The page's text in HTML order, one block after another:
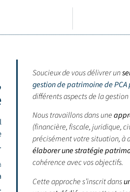
.
Soucieux de vous délivrer un
gestion de patrimoine de
différents aspects de la
Nous travaillons dans une
(financière, fiscale, juridique,
précisément votre situation, à
élaborer une stratégie
cohérence avec vos objectifs.
Cette approche s’inscrit dans